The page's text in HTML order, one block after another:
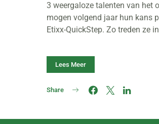
3 weergaloze talenten van het
mogen volgend jaar hun kans
Etixx-QuickStep. Zo treden ze
Lees Meer
Share